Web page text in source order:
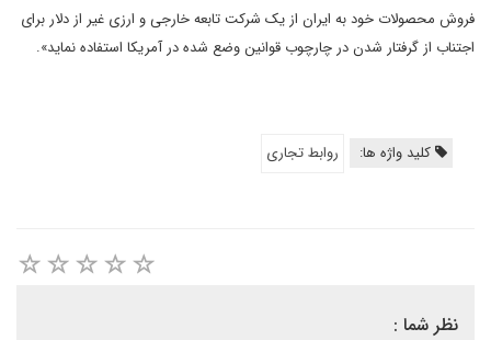
فروش محصولات خود به ایران از یک شرکت تابعه خارجی و ارزی غیر از دلار برای
اجتناب از گرفتار شدن در چارچوب قوانین وضع شده در آمریکا استفاده نماید».
کلید واژه ها: روابط تجاری
نظر شما :